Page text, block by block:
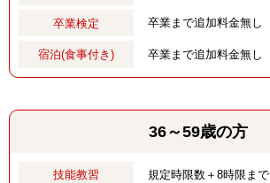
卒業検定 卒業まで追加料金無し
宿泊(食事付き) 卒業まで追加料金無し
36～59歳の方
技能教習 規定時限数＋8時限まで